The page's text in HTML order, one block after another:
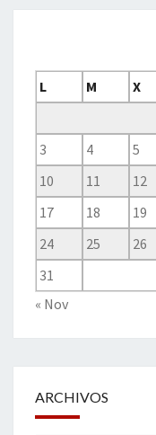
L
M X
3
4 5
10
11 12
17
18 19
24
25 26
31
« Nov
ARCHIVOS